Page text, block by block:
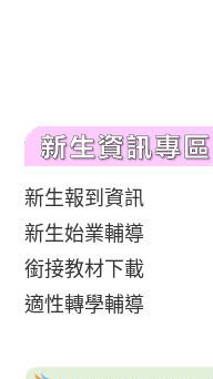
新生報到資訊
新生始業輔導
銜接教材下載
適性轉學輔導